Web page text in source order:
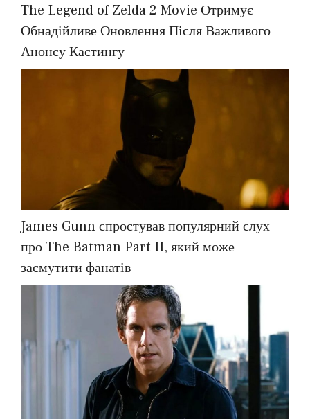
The Legend of Zelda 2 Movie Отримує
Обнадійливе Оновлення Після Важливого
Анонсу Кастингу
James Gunn спростував популярний слух
про The Batman Part II, який може
засмутити фанатів